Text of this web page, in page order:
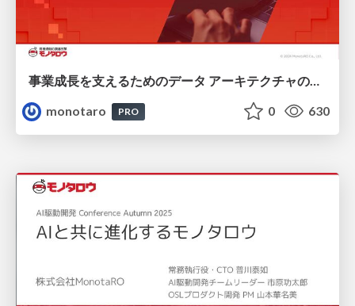
事業成長を支えるためのデータ アーキテクチャの取り組み - Data Engineering Summit
monotaro
PRO 0 630